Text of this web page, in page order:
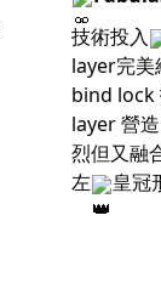
技術投入
layer完美
bind lock
layer 營
烈但又融
左
皇冠